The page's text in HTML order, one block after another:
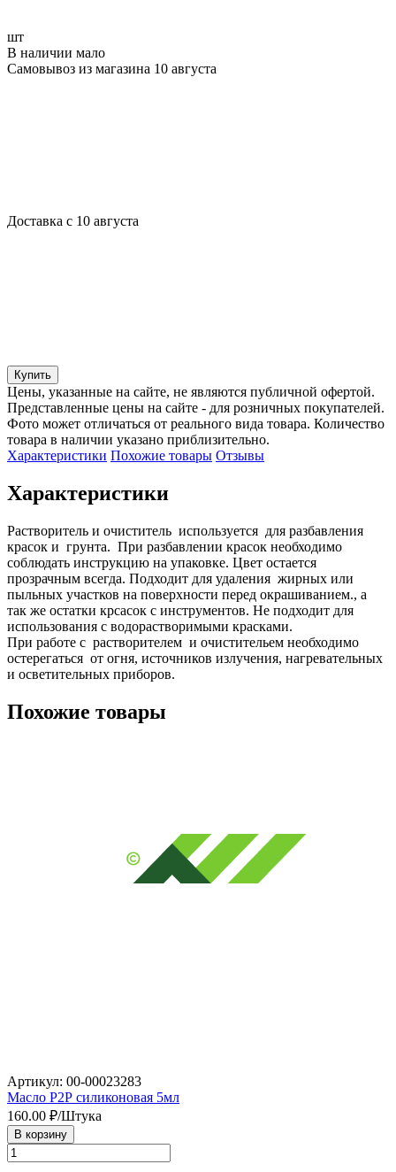
шт
В наличии мало
Самовывоз из магазина 10 августа
Доставка с 10 августа
Купить
Цены, указанные на сайте, не являются публичной офертой.
Представленные цены на сайте - для розничных покупателей.
Фото может отличаться от реального вида товара. Количество
товара в наличии указано приблизительно.
Характеристики Похожие товары Отзывы
Характеристики
Растворитель и очиститель  используется  для разбавления
красок и  грунта.  При разбавлении красок необходимо
соблюдать инструкцию на упаковке. Цвет остается
прозрачным всегда. Подходит для удаления  жирных или
пыльных участков на поверхности перед окрашиванием., а
так же остатки крсасок с инструментов. Не подходит для
использования с водорастворимыми красками.
При работе с  растворителем  и очистительем необходимо
остерегаться  от огня, источников излучения, нагревательных
и осветительных приборов.
Похожие товары
Артикул: 00-00023283
Масло Р2Р силиконовая 5мл
160.00 ₽/Штука
В корзину